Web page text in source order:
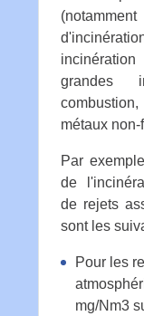
grandes
métaux
Par
de
de rejets
sont les
Pour les
mg/Nm3